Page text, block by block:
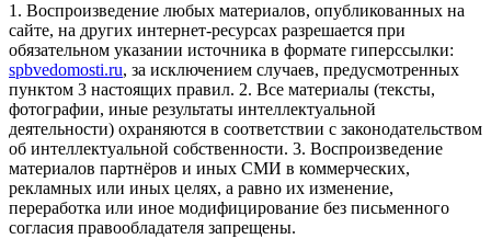
1. Воспроизведение любых материалов, опубликованных на
сайте, на других интернет-ресурсах разрешается при
обязательном указании источника в формате гиперссылки:
spbvedomosti.ru, за исключением случаев, предусмотренных
пунктом 3 настоящих правил. 2. Все материалы (тексты,
фотографии, иные результаты интеллектуальной
деятельности) охраняются в соответствии с законодательством
об интеллектуальной собственности. 3. Воспроизведение
материалов партнёров и иных СМИ в коммерческих,
рекламных или иных целях, а равно их изменение,
переработка или иное модифицирование без письменного
согласия правообладателя запрещены.